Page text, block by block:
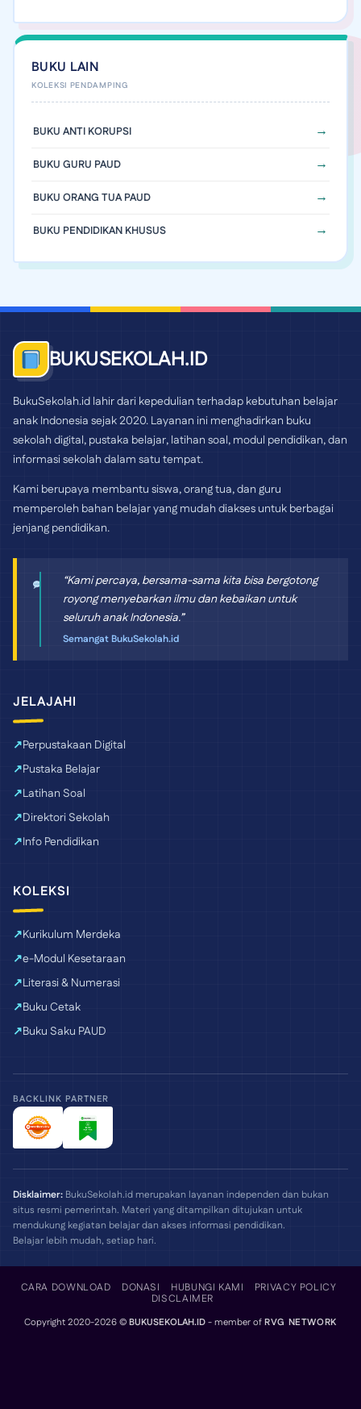
BUKU LAIN
BUKU ANTI KORUPSI
BUKU GURU PAUD
BUKU ORANG TUA PAUD
BUKU PENDIDIKAN KHUSUS
BUKUSEKOLAH.ID
BukuSekolah.id lahir dari kepedulian terhadap kebutuhan belajar
anak Indonesia sejak 2020. Layanan ini menghadirkan buku
sekolah digital, pustaka belajar, latihan soal, modul pendidikan, dan
informasi sekolah dalam satu tempat.
Kami berupaya membantu siswa, orang tua, dan guru
memperoleh bahan belajar yang mudah diakses untuk berbagai
jenjang pendidikan.
“Kami percaya, bersama-sama kita bisa bergotong
royong menyebarkan ilmu dan kebaikan untuk
seluruh anak Indonesia.”
Semangat BukuSekolah.id
JELAJAHI
Perpustakaan Digital
Pustaka Belajar
Latihan Soal
Direktori Sekolah
Info Pendidikan
KOLEKSI
Kurikulum Merdeka
e-Modul Kesetaraan
Literasi & Numerasi
Buku Cetak
Buku Saku PAUD
BACKLINK PARTNER
Disklaimer: BukuSekolah.id merupakan layanan independen dan bukan
situs resmi pemerintah. Materi yang ditampilkan ditujukan untuk
mendukung kegiatan belajar dan akses informasi pendidikan.
Belajar lebih mudah, setiap hari.
CARA DOWNLOAD DONASI HUBUNGI KAMI
PRIVACY POLICY
DISCLAIMER
Copyright 2020-2026 ©BUKUSEKOLAH.ID- member ofRVG NETWORK